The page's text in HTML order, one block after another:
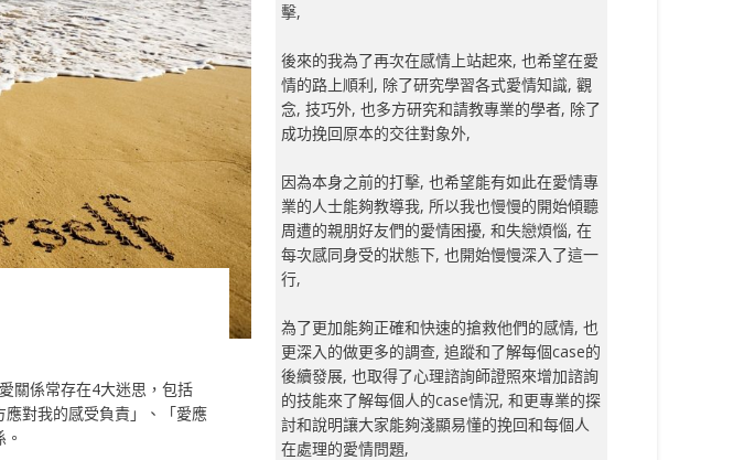
關係常存在4大迷思，包括
對我的感受負責」、「愛應
擊,
後來的我為了再次在感情上站起來, 也希望在愛
情的路上順利, 除了研究學習各式愛情知識, 觀
念, 技巧外, 也多方研究和請教專業的學者, 除了
成功挽回原本的交往對象外,
因為本身之前的打擊, 也希望能有如此在愛情專
業的人士能夠教導我, 所以我也慢慢的開始傾聽
周遭的親朋好友們的愛情困擾, 和失戀煩惱, 在
每次感同身受的狀態下, 也開始慢慢深入了這一
行,
為了更加能夠正確和快速的搶救他們的感情, 也
更深入的做更多的調查, 追蹤和了解每個case的
後續發展, 也取得了心理諮詢師證照來增加諮詢
的技能來了解每個人的case情況, 和更專業的探
討和說明讓大家能夠淺顯易懂的挽回和每個人
在處理的愛情問題,